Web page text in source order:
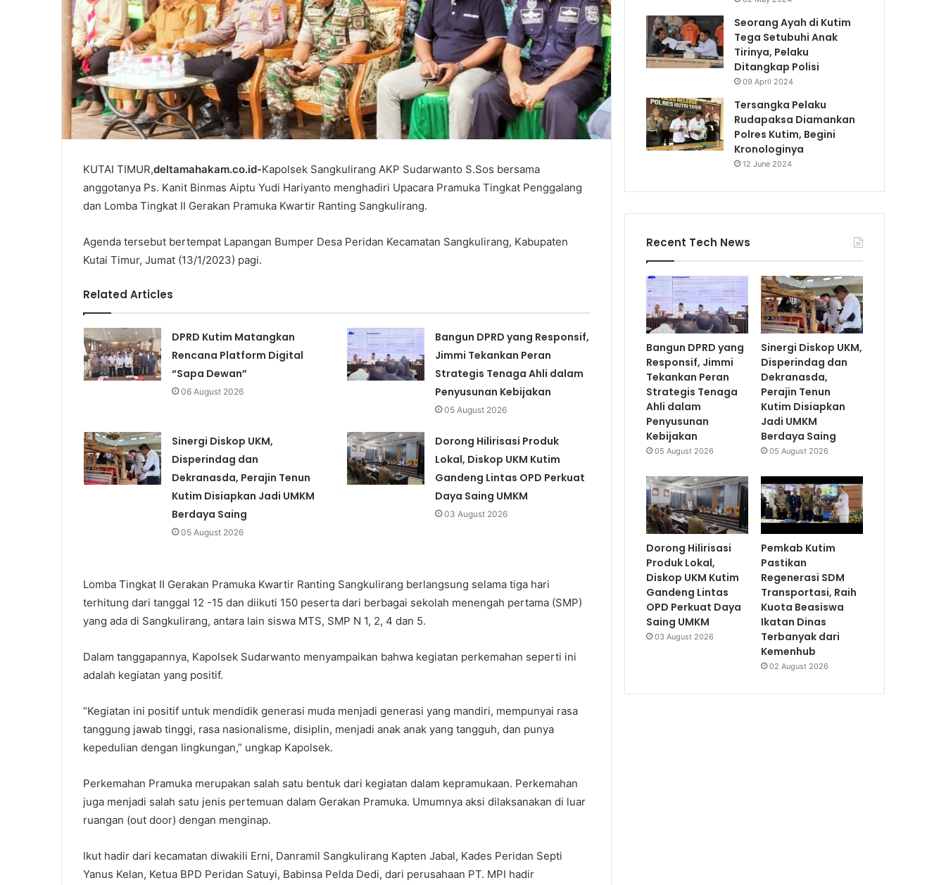
KUTAI TIMUR,deltamahakam.co.id-Kapolsek Sangkulirang AKP Sudarwanto S.Sos bersama
anggotanya Ps. Kanit Binmas Aiptu Yudi Hariyanto menghadiri Upacara Pramuka Tingkat Penggalang
dan Lomba Tingkat II Gerakan Pramuka Kwartir Ranting Sangkulirang.
Agenda tersebut bertempat Lapangan Bumper Desa Peridan Kecamatan Sangkulirang, Kabupaten
Kutai Timur, Jumat (13/1/2023) pagi.
Related Articles
DPRD Kutim Matangkan
Rencana Platform Digital
“Sapa Dewan”
06 August 2026
Bangun DPRD yang Responsif,
Jimmi Tekankan Peran
Strategis Tenaga Ahli dalam
Penyusunan Kebijakan
05 August 2026
Sinergi Diskop UKM,
Disperindag dan
Dekranasda, Perajin Tenun
Kutim Disiapkan Jadi UMKM
Berdaya Saing
05 August 2026
Dorong Hilirisasi Produk
Lokal, Diskop UKM Kutim
Gandeng Lintas OPD Perkuat
Daya Saing UMKM
03 August 2026
Lomba Tingkat II Gerakan Pramuka Kwartir Ranting Sangkulirang berlangsung selama tiga hari
terhitung dari tanggal 12 -15 dan diikuti 150 peserta dari berbagai sekolah menengah pertama (SMP)
yang ada di Sangkulirang, antara lain siswa MTS, SMP N 1, 2, 4 dan 5.
Dalam tanggapannya, Kapolsek Sudarwanto menyampaikan bahwa kegiatan perkemahan seperti ini
adalah kegiatan yang positif.
“Kegiatan ini positif untuk mendidik generasi muda menjadi generasi yang mandiri, mempunyai rasa
tanggung jawab tinggi, rasa nasionalisme, disiplin, menjadi anak anak yang tangguh, dan punya
kepedulian dengan lingkungan,” ungkap Kapolsek.
Perkemahan Pramuka merupakan salah satu bentuk dari kegiatan dalam kepramukaan. Perkemahan
juga menjadi salah satu jenis pertemuan dalam Gerakan Pramuka. Umumnya aksi dilaksanakan di luar
ruangan (out door) dengan menginap.
Ikut hadir dari kecamatan diwakili Erni, Danramil Sangkulirang Kapten Jabal, Kades Peridan Septi
Yanus Kelan, Ketua BPD Peridan Satuyi, Babinsa Pelda Dedi, dari perusahaan PT. MPI hadir
Seorang Ayah di Kutim
Tega Setubuhi Anak
Tirinya, Pelaku
Ditangkap Polisi
09 April 2024
Tersangka Pelaku
Rudapaksa Diamankan
Polres Kutim, Begini
Kronologinya
12 June 2024
Recent Tech News
Bangun DPRD yang
Responsif, Jimmi
Tekankan Peran
Strategis Tenaga
Ahli dalam
Penyusunan
Kebijakan
05 August 2026
Sinergi Diskop UKM,
Disperindag dan
Dekranasda,
Perajin Tenun
Kutim Disiapkan
Jadi UMKM
Berdaya Saing
05 August 2026
Dorong Hilirisasi
Produk Lokal,
Diskop UKM Kutim
Gandeng Lintas
OPD Perkuat Daya
Saing UMKM
03 August 2026
Pemkab Kutim
Pastikan
Regenerasi SDM
Transportasi, Raih
Kuota Beasiswa
Ikatan Dinas
Terbanyak dari
Kemenhub
02 August 2026